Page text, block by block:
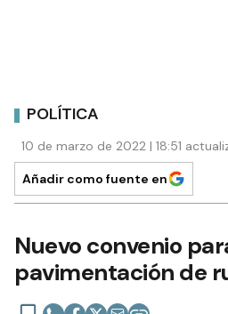
POLÍTICA
10 de marzo de 2022 | 18:51
Añadir como fuente en
Nuevo convenio
pavimentación de